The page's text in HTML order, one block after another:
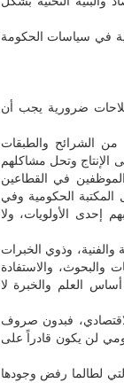
في سياسات الحكومة
ضرورية يجب أن
من الشرائح والطبقات
الإنتاج وتحل مشاكلهم
في القطاعين
المكتبة الحكومية وفي
إحدى الأولويات، ولا
والفنية، وذوي الخبرات
والبحوث، والاستفادة
العلم والخبرة لا
فبدون صروف
لن يكون قادراً على
لطالما رفض وجودها